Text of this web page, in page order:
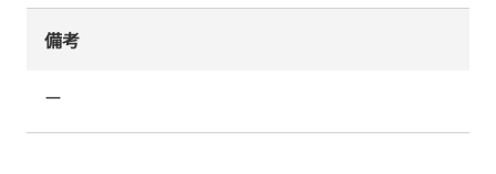
備考
ー